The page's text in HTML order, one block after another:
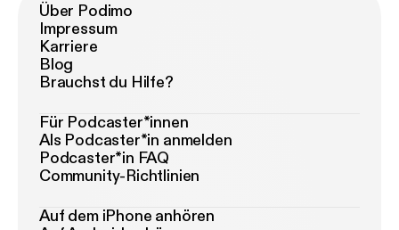
Über Podimo
Impressum
Karriere
Blog
Brauchst du Hilfe?
Für Podcaster*innen
Als Podcaster*in anmelden
Podcaster*in FAQ
Community-Richtlinien
Auf dem iPhone anhören